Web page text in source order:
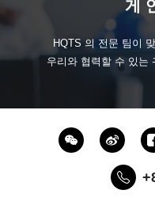
게
HQTS 의 전문 팀이
우리와 협력할 수 있는